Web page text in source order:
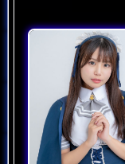
最新情報
System
システム
Menu
メニュー